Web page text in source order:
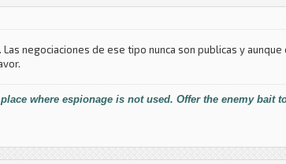
negociaciones de ese tipo nunca son publicas y
where espionage is not used. Offer the enemy bait